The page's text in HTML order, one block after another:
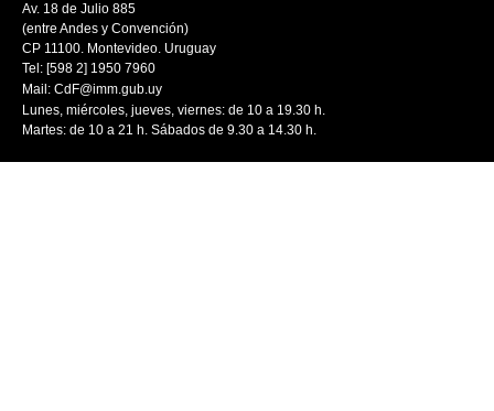
Av. 18 de Julio 885
(entre Andes y Convención)
CP 11100. Montevideo. Uruguay
Tel: [598 2] 1950 7960
Mail: CdF@imm.gub.uy
Lunes, miércoles, jueves, viernes: de 10 a 19.30 h.
Martes: de 10 a 21 h. Sábados de 9.30 a 14.30 h.